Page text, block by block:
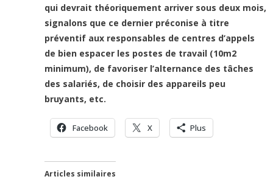
qui devrait théoriquement arriver sous deux mois,
signalons que ce dernier préconise à titre
préventif aux responsables de centres d’appels
de bien espacer les postes de travail (10m2
minimum), de favoriser l’alternance des tâches
des salariés, de choisir des appareils peu
bruyants, etc.
Facebook X Plus
Articles similaires